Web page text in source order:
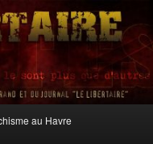
au Havre